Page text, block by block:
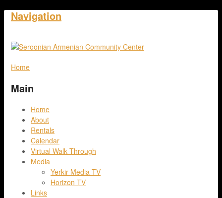
Navigation
Home
Main
Home
About
Rentals
Calendar
Virtual Walk Through
Media
Yerkir Media TV
Horizon TV
Links